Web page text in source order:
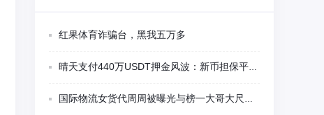
红果体育诈骗台，黑我五万多
晴天支付440万USDT押金风波：新币担保平台多项异常被集中质疑
国际物流女货代周周被曝光与榜一大哥大尺度视频聊天